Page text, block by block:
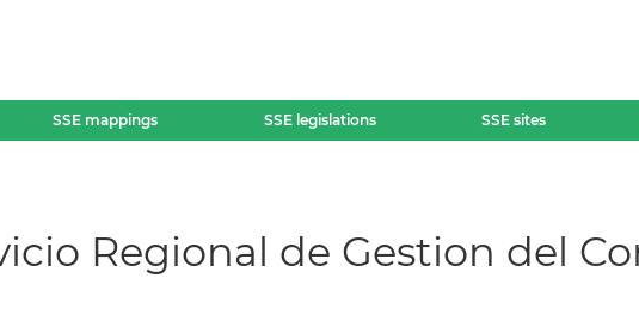
SSE mappings SSE legislations SSE sites
Regional de Gestion del